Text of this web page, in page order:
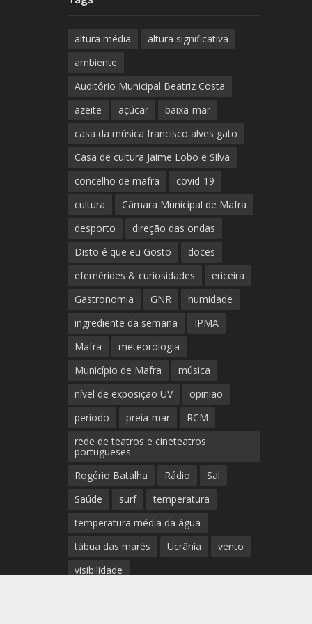
altura média
altura significativa
ambiente
Auditório Municipal Beatriz Costa
azeite
açúcar
baixa-mar
casa da música francisco alves gato
Casa de cultura Jaime Lobo e Silva
concelho de mafra
covid-19
cultura
Câmara Municipal de Mafra
desporto
direção das ondas
Disto é que eu Gosto
doces
efemérides & curiosidades
ericeira
Gastronomia
GNR
humidade
ingrediente da semana
IPMA
Mafra
meteorologia
Município de Mafra
música
nível de exposição UV
opinião
período
preia-mar
RCM
rede de teatros e cineteatros
portugueses
Rogério Batalha
Rádio
Sal
Saúde
surf
temperatura
temperatura média da água
tábua das marés
Ucrânia
vento
visibilidade